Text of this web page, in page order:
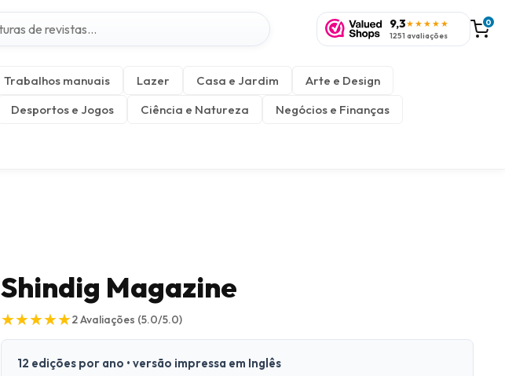
9,3★★★★★
1251 avaliações
0
Trabalhos manuais Lazer Casa e Jardim
Arte e Design
Desportos e Jogos Ciência e Natureza
Negócios e Finanças
Shindig Magazine
★
★★
★★
★★
★★
★2Avaliações (5.0/5.0)
12 edições por ano • versão impressa em Inglês